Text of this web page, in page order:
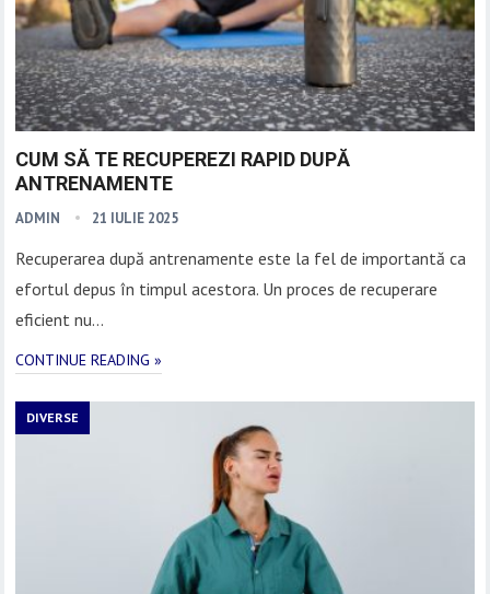
CUM SĂ TE RECUPEREZI RAPID DUPĂ
ANTRENAMENTE
ADMIN 21 IULIE 2025
Recuperarea după antrenamente este la fel de importantă ca
efortul depus în timpul acestora. Un proces de recuperare
eficient nu…
CONTINUE READING »
DIVERSE